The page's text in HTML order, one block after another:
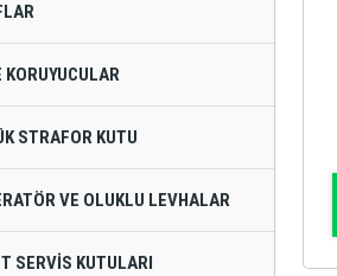
KORUYUCULAR
STRAFOR KUTU
VE OLUKLU LEVHALAR
SERVIS KUTULARI